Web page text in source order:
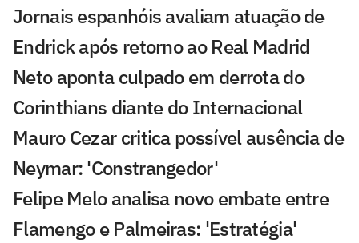
Jornais espanhóis avaliam atuação de
Endrick após retorno ao Real Madrid
Neto aponta culpado em derrota do
Corinthians diante do Internacional
Mauro Cezar critica possível ausência de
Neymar: 'Constrangedor'
Felipe Melo analisa novo embate entre
Flamengo e Palmeiras: 'Estratégia'